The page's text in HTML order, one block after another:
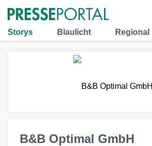
Storys Blaulicht Regional
B&B Optimal GmbH